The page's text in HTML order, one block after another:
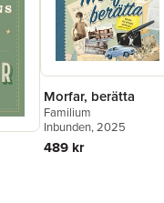
Morfar, berätta
Familium
Inbunden, 2025
489 kr